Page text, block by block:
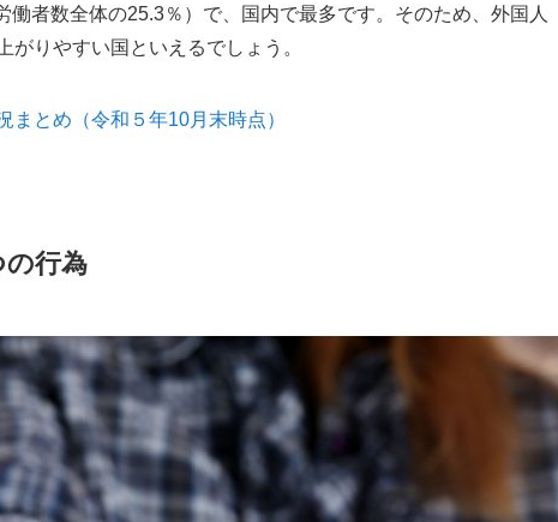
者数全体の25.3％）で、国内で最多です。そのため、外国人
りやすい国といえるでしょう。
まとめ（令和５年10月末時点）
行為